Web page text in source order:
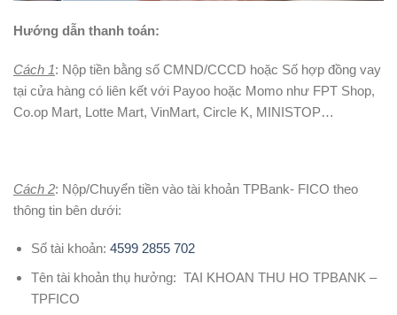
Hướng dẫn thanh toán:
Cách 1: Nộp tiền bằng số CMND/CCCD hoặc Số hợp đồng vay
tại cửa hàng có liên kết với Payoo hoặc Momo như FPT Shop,
Co.op Mart, Lotte Mart, VinMart, Circle K, MINISTOP…
Cách 2: Nộp/Chuyển tiền vào tài khoản TPBank- FICO theo
thông tin bên dưới:
Số tài khoản: 4599 2855 702
Tên tài khoản thụ hưởng: TAI KHOAN THU HO TPBANK –
TPFICO